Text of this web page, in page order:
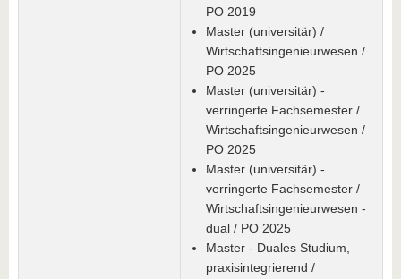
PO 2019
Master (universitär) /
Wirtschaftsingenieurwesen /
PO 2025
Master (universitär) -
verringerte Fachsemester /
Wirtschaftsingenieurwesen /
PO 2025
Master (universitär) -
verringerte Fachsemester /
Wirtschaftsingenieurwesen -
dual / PO 2025
Master - Duales Studium,
praxisintegrierend /